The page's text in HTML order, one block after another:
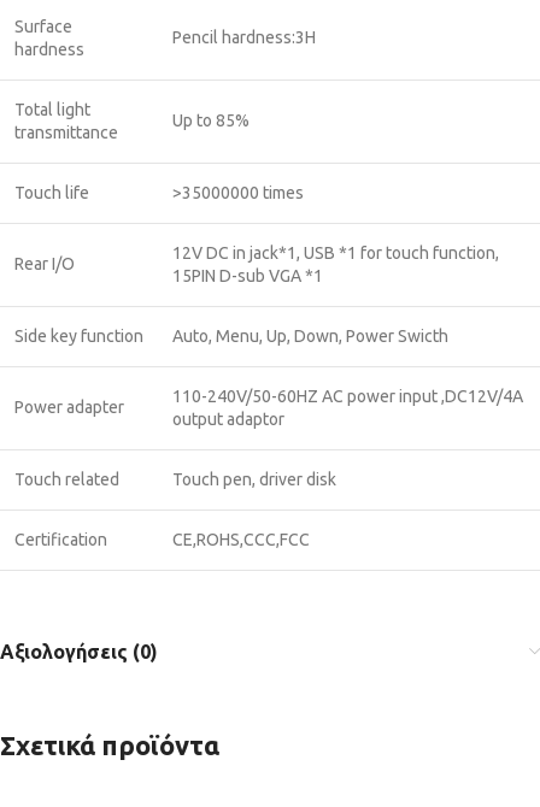
Surface
hardness
Pencil hardness:3H
Total light
transmittance
Up to 85%
Touch life >35000000 times
Rear I/O
12V DC in jack*1, USB *1 for touch function,
15PIN D-sub VGA *1
Side key function Auto, Menu, Up, Down, Power Swicth
Power adapter
110-240V/50-60HZ AC power input ,DC12V/4A
output adaptor
Touch related Touch pen, driver disk
Certification CE,ROHS,CCC,FCC
Αξιολογήσεις (0)
Σχετικά προϊόντα